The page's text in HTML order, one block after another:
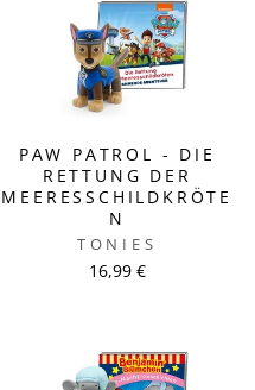
PAW PATROL - DIE
RETTUNG DER
MEERESSCHILDKRÖTE
N
TONIES
16,99 €